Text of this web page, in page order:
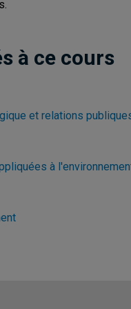
à ce cours
et relations
à